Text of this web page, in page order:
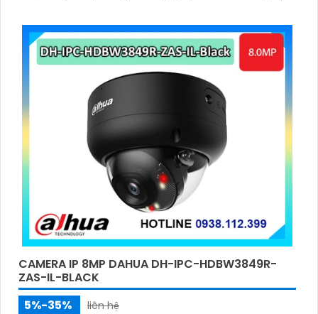
nhớ lên đến 512GB và công nghệ phân biệt người và
phương tiện, nâng cao độ chính xác trong cảnh báo, hỗ
trợ POE tiện lợi
CAMERA IP 8MP DAHUA DH-IPC-HDBW3849R-
ZAS-IL-BLACK
5%-35%
liên hệ